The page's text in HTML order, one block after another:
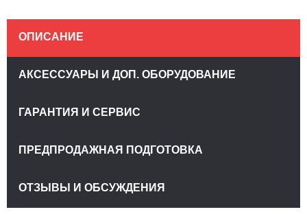
ОПИСАНИЕ
АКСЕССУАРЫ И ДОП. ОБОРУДОВАНИЕ
ГАРАНТИЯ И СЕРВИС
ПРЕДПРОДАЖНАЯ ПОДГОТОВКА
ОТЗЫВЫ И ОБСУЖДЕНИЯ